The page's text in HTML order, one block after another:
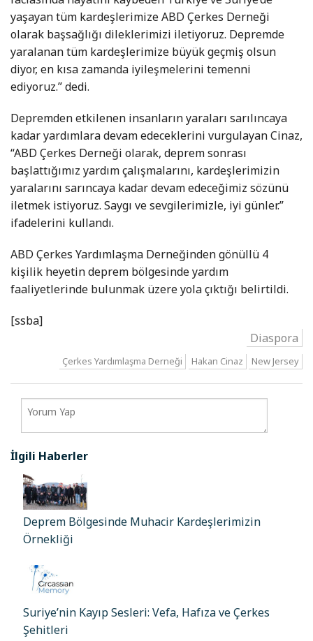
yaşayan tüm kardeşlerimize ABD Çerkes Derneği
olarak başsağlığı dileklerimizi iletiyoruz. Depremde
yaralanan tüm kardeşlerimize büyük geçmiş olsun
diyor, en kısa zamanda iyileşmelerini temenni
ediyoruz.” dedi.
Depremden etkilenen insanların yaraları sarılıncaya
kadar yardımlara devam edeceklerini vurgulayan Cinaz,
“ABD Çerkes Derneği olarak, deprem sonrası
başlattığımız yardım çalışmalarını, kardeşlerimizin
yaralarını sarıncaya kadar devam edeceğimiz sözünü
iletmek istiyoruz. Saygı ve sevgilerimizle, iyi günler.”
ifadelerini kullandı.
ABD Çerkes Yardımlaşma Derneğinden gönüllü 4
kişilik heyetin deprem bölgesinde yardım
faaliyetlerinde bulunmak üzere yola çıktığı belirtildi.
[ssba]
Diaspora
Çerkes Yardımlaşma Derneği Hakan Cinaz New Jersey
İlgili Haberler
Deprem Bölgesinde Muhacir Kardeşlerimizin
Örnekliği
Suriye’nin Kayıp Sesleri: Vefa, Hafıza ve Çerkes
Şehitleri